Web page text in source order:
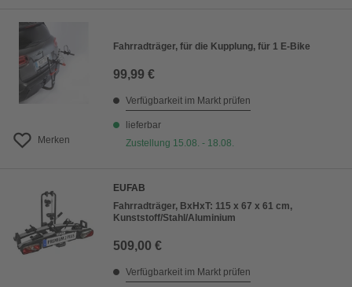
Merken
Fahrradträger, für die Kupplung, für 1 E-Bike
99,99 €
Verfügbarkeit im Markt prüfen
lieferbar
Zustellung 15.08. - 18.08.
EUFAB
Fahrradträger, BxHxT: 115 x 67 x 61 cm,
Kunststoff/Stahl/Aluminium
509,00 €
Verfügbarkeit im Markt prüfen